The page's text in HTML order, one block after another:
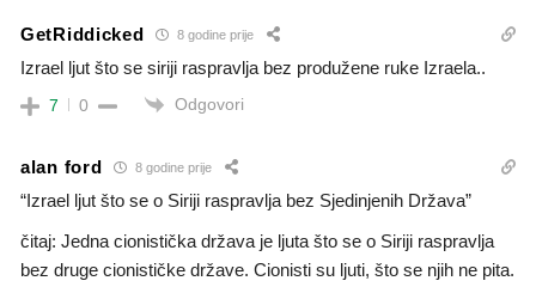
GetRiddicked 8 godine prije
Izrael ljut što se siriji raspravlja bez produžene ruke Izraela..
7 0 Odgovori
alan ford 8 godine prije
“Izrael ljut što se o Siriji raspravlja bez Sjedinjenih Država”
čitaj: Jedna cionistička država je ljuta što se o Siriji raspravlja
bez druge cionističke države. Cionisti su ljuti, što se njih ne pita.